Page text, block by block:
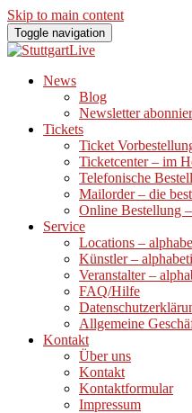
Skip to main content
Toggle navigation
News
Blog
Newsletter
Tickets
Ticket
Ticketcenter – im
Telefonische
Mailorder – die
Online Bestellung
Service
Locations –
Künstler –
Veranstalter –
FAQ/Hilfe
Allgemeine
Kontakt
Über uns
Kontakt
Kontaktformular
Impressum